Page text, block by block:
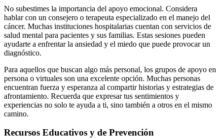
No subestimes la importancia del apoyo emocional. Considera
hablar con un consejero o terapeuta especializado en el manejo del
cáncer. Muchas instituciones hospitalarias cuentan con servicios de
salud mental para pacientes y sus familias. Estas sesiones pueden
ayudarte a enfrentar la ansiedad y el miedo que puede provocar un
diagnóstico.
Para aquellos que buscan algo más personal, los grupos de apoyo en
persona o virtuales son una excelente opción. Muchas personas
encuentran fuerza y esperanza al compartir historias y estrategias de
afrontamiento. Recuerda que expresar tus sentimientos y
experiencias no solo te ayuda a ti, sino también a otros en el mismo
camino.
Recursos Educativos y de Prevención